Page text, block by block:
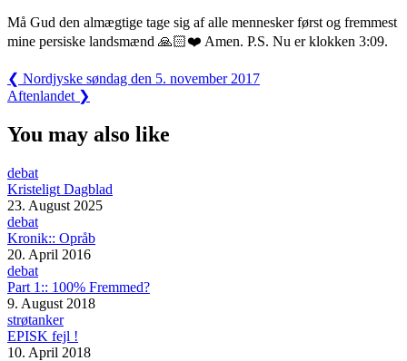
Må Gud den almægtige tage sig af alle mennesker først og fremmest
mine persiske landsmænd 🙏🏻❤️ Amen. P.S. Nu er klokken 3:09.
Post
navigation
❮ Previous
Post:
Nordjyske søndag den 5. november 2017
Next
Aftenlandet ❯
You may also like
debat
Kristeligt Dagblad
23. August 2025
debat
Kronik:: Opråb
20. April 2016
debat
Part 1:: 100% Fremmed?
9. August 2018
strøtanker
EPISK fejl !
10. April 2018